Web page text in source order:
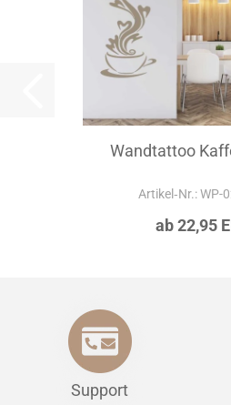
Wandtattoo
Artikel‑Nr.: WP-
ab 22,95
Support